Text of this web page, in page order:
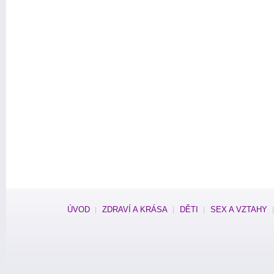
ÚVOD ZDRAVÍ A KRÁSA DĚTI SEX A VZTAHY